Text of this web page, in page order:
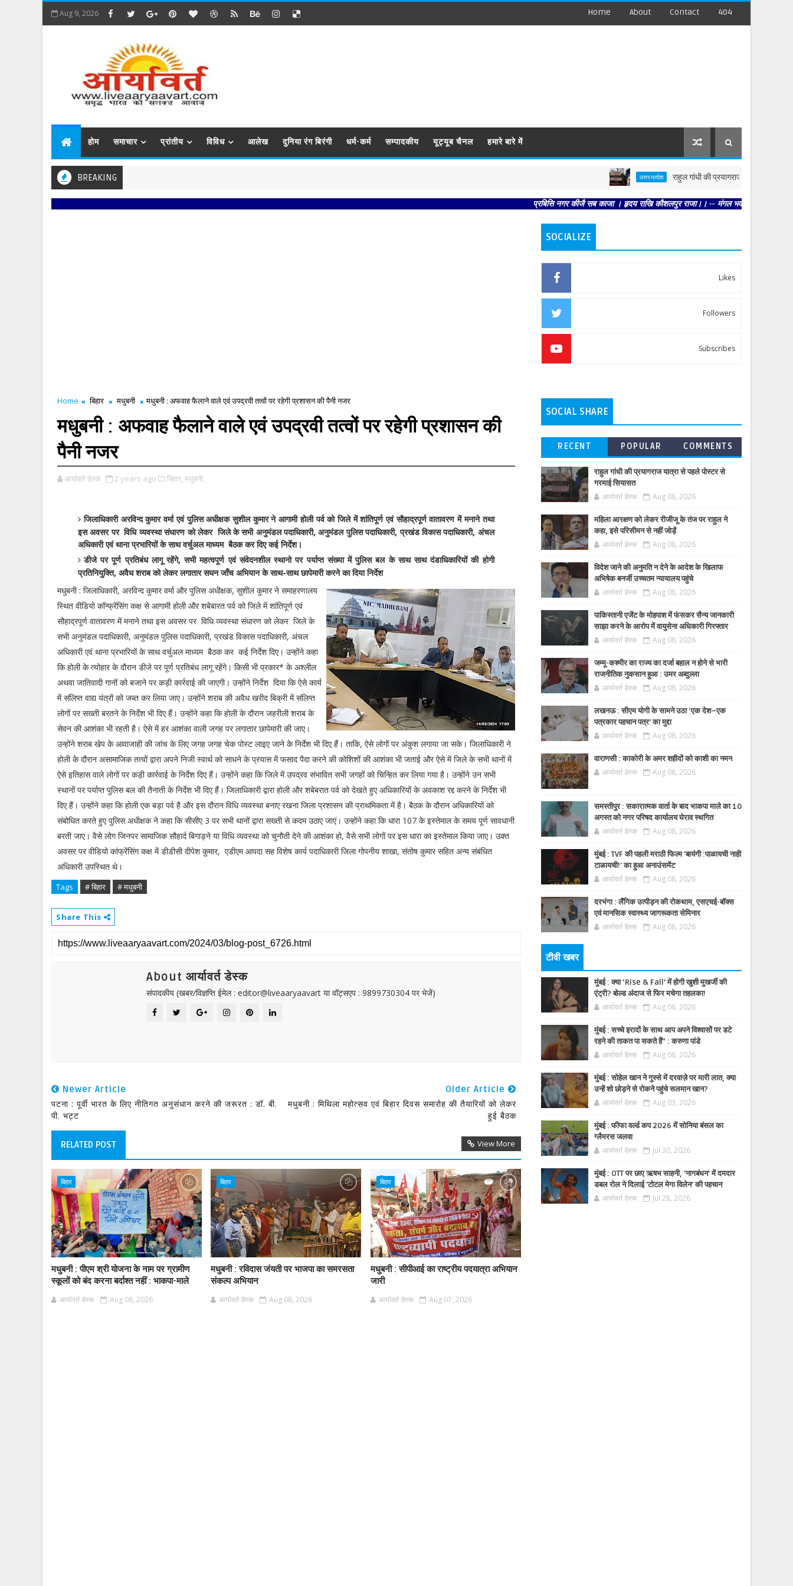
Aug 9, 2026 Home About Contact 404
होम समाचार प्रांतीय विविध आलेख दुनिया रंग बिरंगी धर्म-कर्म सम्पादकीय यूट्यूब चैनल हमारे बारे में
BREAKING उत्तर-प्रदेश राहुल गांधी की प्रयागराज यात्रा से पहले पोस्टर से
प्रबिसि नगर कीजै सब काजा । हृदय राखि कौशलपुर राजा।। -- मंगल भवन अमंगल हारी। द्रवहु
Home बिहार मधुबनी मधुबनी : अफवाह फैलाने वाले एवं उपद्रवी तत्वों पर रहेगी प्रशासन की पैनी नजर
मधुबनी : अफवाह फैलाने वाले एवं उपद्रवी तत्वों पर रहेगी प्रशासन की
पैनी नजर
आर्यावर्त डेस्क 2 years ago बिहार, मधुबनी,
जिलाधिकारी अरविन्द कुमार वर्मा एवं पुलिस अधीक्षक सुशील कुमार ने आगामी होली पर्व को जिले में शांतिपूर्ण एवं सौहाद्रपूर्ण वातावरण में मनाने तथा
इस अवसर पर विधि व्यवस्था संधारण को लेकर जिले के सभी अनुमंडल पदाधिकारी, अनुमंडल पुलिस पदाधिकारी, प्रखंड विकास पदाधिकारी, अंचल
अधिकारी एवं थाना प्रभारियों के साथ वर्चुअल माध्यम बैठक कर दिए कई निर्देश।
डीजे पर पूर्ण प्रतिबंध लागू रहेंगे, सभी महत्वपूर्ण एवं संवेदनशील स्थानो पर पर्याप्त संख्या में पुलिस बल के साथ साथ दंडाधिकारियों की होगी
प्रतिनियुक्ति, अवैध शराब को लेकर लगातार सघन जाँच अभियान के साथ-साथ छापेमारी करने का दिया निर्देश
मधुबनी : जिलाधिकारी, अरविन्द कुमार वर्मा और पुलिस अधीक्षक, सुशील कुमार ने समाहरणालय
स्थित वीडियो कॉन्फ्रेंसिंग कक्ष से आगामी होली और शबेबारत पर्व को जिले में शांतिपूर्ण एवं
सौहाद्रपूर्ण वातावरण में मनाने तथा इस अवसर पर विधि व्यवस्था संधारण को लेकर जिले के
सभी अनुमंडल पदाधिकारी, अनुमंडल पुलिस पदाधिकारी, प्रखंड विकास पदाधिकारी, अंचल
अधिकारी एवं थाना प्रभारियों के साथ वर्चुअल माध्यम बैठक कर कई निर्देश दिए। उन्होंने कहा
कि होली के त्योहार के दौरान डीजे पर पूर्ण प्रतिबंध लागू रहेंगे। किसी भी प्रकार* के अश्लील
अथवा जातिवादी गानों को बजाने पर कड़ी कार्रवाई की जाएगी। उन्होंने निर्देश दिया कि ऐसे कार्य
में संलिप्त वाद्य यंत्रों को जब्त कर लिया जाए। उन्होंने शराब की अवैध खरीद बिक्री में संलिप्त
लोगों पर सख्ती बरतने के निर्देश भी दिए हैं। उन्होंने कहा कि होली के दौरान जहरीली शराब के
सेवन की आशंका भी रहती है। ऐसे में हर आशंका वाली जगह पर लगातार छापेमारी की जाए।
उन्होंने शराब खेप के आवाजाही की जांच के लिए जगह जगह चेक पोस्ट लाइए जाने के निर्देश भी दिए हैं। ताकि, ऐसे लोगों पर अंकुश लगाया जा सके। जिलाधिकारी ने
होली के दौरान असामाजिक तत्वों द्वारा अपने निजी स्वार्थ को साधने के प्रयास में फसाद पैदा करने की कोशिशों की आशंका भी जताई और ऐसे में जिले के सभी थानों में
ऐसे इतिहास वाले लोगों पर कड़ी कार्रवाई के निर्देश दिए हैं। उन्होंने कहा कि जिले में उपद्रव संभावित सभी जगहों को चिन्हित कर लिया गया है। उन्होंने उन सभी
स्थानों पर पर्याप्त पुलिस बल की तैनाती के निर्देश भी दिए हैं। जिलाधिकारी द्वारा होली और शबेबरात पर्व को देखते हुए अधिकारियों के अवकाश रद्द करने के निर्देश भी
दिए हैं। उन्होंने कहा कि होली एक बड़ा पर्व है और इस दौरान विधि व्यवस्था बनाए रखना जिला प्रशासन की प्राथमिकता में है। बैठक के दौरान अधिकारियों को
संबोधित करते हुए पुलिस अधीक्षक ने कहा कि सीसीए 3 पर सभी थानों द्वारा सख्ती से कदम उठाए जाएं। उन्होंने कहा कि धारा 107 के इस्तेमाल के समय पूर्ण सावधानी
बरती जाए। वैसे लोग जिनपर सामाजिक सौहार्द बिगाड़ने या विधि व्यवस्था को चुनौती देने की आशंका हो, वैसे सभी लोगों पर इस धारा का इस्तेमाल किया जाए। उक्त
अवसर पर वीडियो कांफ्रेंसिंग कक्ष में डीडीसी दीपेश कुमार, एडीएम आपदा सह विशेष कार्य पदाधिकारी जिला गोपनीय शाखा, संतोष कुमार सहित अन्य संबंधित
अधिकारी उपस्थित थे।
Tags # बिहार # मधुबनी
Share This
About आर्यावर्त डेस्क
संपादकीय (खबर/विज्ञप्ति ईमेल : editor@liveaaryaavart या वॉट्सएप : 9899730304 पर भेजें)
Newer Article
पटना : पूर्वी भारत के लिए नीतिगत अनुसंधान करने की जरूरत : डॉ. बी.
पी. भट्ट
Older Article
मधुबनी : मिथिला महोत्सव एवं बिहार दिवस समारोह की तैयारियों को लेकर
हुई बैठक
RELATED POST View More
बिहार
मधुबनी : पीएम श्री योजना के नाम पर ग्रामीण
स्कूलों को बंद करना बर्दाश्त नहीं : भाकपा-माले
आर्यावर्त डेस्क Aug 08, 2026
बिहार
मधुबनी : रविदास जंयती पर भाजपा का समरसता
संकल्प अभियान
आर्यावर्त डेस्क Aug 08, 2026
बिहार
मधुबनी : सीपीआई का राष्ट्रीय पदयात्रा अभियान
जारी
आर्यावर्त डेस्क Aug 07, 2026
SOCIALIZE
Likes
Followers
Subscribes
SOCIAL SHARE
RECENT POPULAR COMMENTS
राहुल गांधी की प्रयागराज यात्रा से पहले पोस्टर से
गरमाई सियासत
आर्यावर्त डेस्क Aug 08, 2026
महिला आरक्षण को लेकर रीजीजू के तंज पर राहुल ने
कहा, इसे परिसीमन से नहीं जोड़ें
आर्यावर्त डेस्क Aug 08, 2026
विदेश जाने की अनुमति न देने के आदेश के खिलाफ
अभिषेक बनर्जी उच्चतम न्यायालय पहुंचे
आर्यावर्त डेस्क Aug 08, 2026
पाकिस्तानी एजेंट के मोहपाश में फंसकर सैन्य जानकारी
साझा करने के आरोप में वायुसेना अधिकारी गिरफ्तार
आर्यावर्त डेस्क Aug 08, 2026
जम्मू-कश्मीर का राज्य का दर्जा बहाल न होने से भारी
राजनीतिक नुकसान हुआ : उमर अब्दुल्ला
आर्यावर्त डेस्क Aug 08, 2026
लखनऊ : सीएम योगी के सामने उठा ‘एक देश–एक
पत्रकार पहचान पत्र’ का मुद्दा
आर्यावर्त डेस्क Aug 08, 2026
वाराणसी : काकोरी के अमर शहीदों को काशी का नमन
आर्यावर्त डेस्क Aug 08, 2026
समस्तीपुर : सकारात्मक वार्ता के बाद भाकपा माले का 10
अगस्त को नगर परिषद कार्यालय घेराव स्थगित
आर्यावर्त डेस्क Aug 08, 2026
मुंबई : TVF की पहली मराठी फिल्म 'बायंगी :पाळायची नाही
टाळायची!' का हुआ अनाउंसमेंट
आर्यावर्त डेस्क Aug 08, 2026
दरभंगा : लैंगिक उत्पीड़न की रोकथाम, एसएचई-बॉक्स
एवं मानसिक स्वास्थ्य जागरूकता सेमिनार
आर्यावर्त डेस्क Aug 08, 2026
टीवी खबर
मुंबई : क्या ‘Rise & Fall’ में होगी खुशी मुखर्जी की
एंट्री? बोल्ड अंदाज से फिर मचेगा तहलका!
आर्यावर्त डेस्क Aug 06, 2026
मुंबई : सच्चे इरादों के साथ आप अपने विश्वासों पर डटे
रहने की ताकत पा सकते हैं” : करुणा पांडे
आर्यावर्त डेस्क Aug 06, 2026
मुंबई : सोहेल खान ने गुस्से में दरवाज़े पर मारी लात, क्या
उन्हें शो छोड़ने से रोकने पहुंचे सलमान खान?
आर्यावर्त डेस्क Aug 03, 2026
मुंबई : फीफा वर्ल्ड कप 2026 में सोनिया बंसल का
ग्लैमरस जलवा
आर्यावर्त डेस्क Jul 30, 2026
मुंबई : OTT पर छाए ऋषभ साहनी, 'नागबंधन' में दमदार
डबल रोल ने दिलाई 'टोटल मेगा विलेन' की पहचान
आर्यावर्त डेस्क Jul 28, 2026